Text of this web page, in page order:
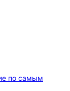
по самым